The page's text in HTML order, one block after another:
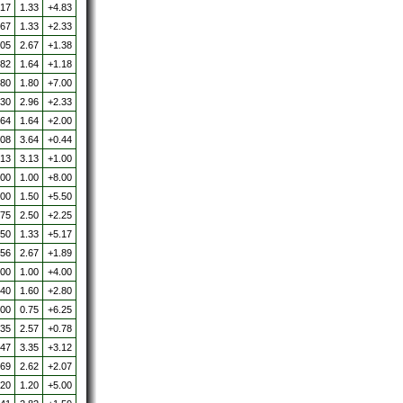
1.33
+4.83
1.33
+2.33
2.67
+1.38
1.64
+1.18
1.80
+7.00
2.96
+2.33
1.64
+2.00
3.64
+0.44
3.13
+1.00
1.00
+8.00
1.50
+5.50
2.50
+2.25
1.33
+5.17
2.67
+1.89
1.00
+4.00
1.60
+2.80
0.75
+6.25
2.57
+0.78
3.35
+3.12
2.62
+2.07
1.20
+5.00